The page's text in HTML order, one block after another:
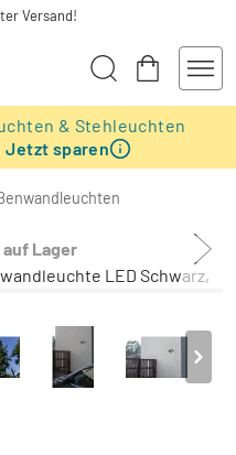
Versand!
& Stehleuchten
Jetzt sparen
Lager